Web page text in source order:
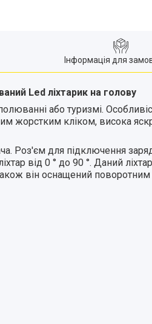
Інформація для
Led ліхтарик на голову
або туризмі.
жорстким кліком, висока
Роз'єм для підключення
від 0 ° до 90 °. Даний
він оснащений